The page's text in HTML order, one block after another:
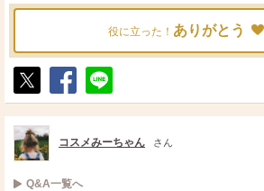
役に立った！ ありがとう
ポ
ス
ト
シ
ェ
送
る
コスメみーちゃん さん
Q&A一覧へ